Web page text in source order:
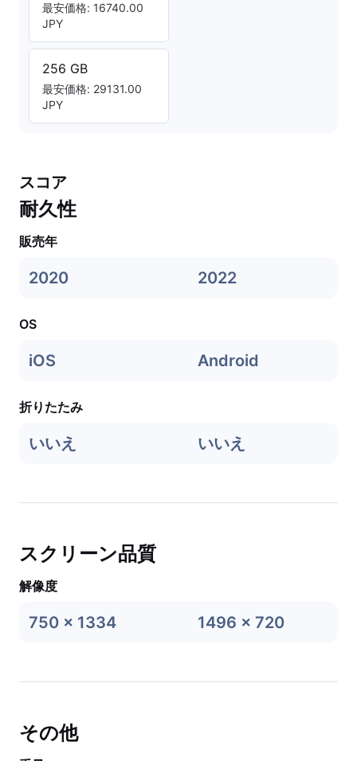
最安価格: 16740.00
JPY
256 GB
最安価格: 29131.00
JPY
スコア
耐久性
販売年
2020 2022
OS
iOS Android
折りたたみ
いいえ いいえ
スクリーン品質
解像度
750 x 1334 1496 x 720
その他